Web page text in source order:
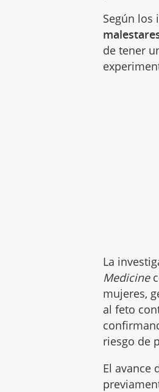
Según los
de tener
La
Medicine
mujeres,
al feto
riesgo de
El avance